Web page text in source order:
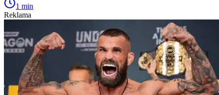
1 min
Reklama